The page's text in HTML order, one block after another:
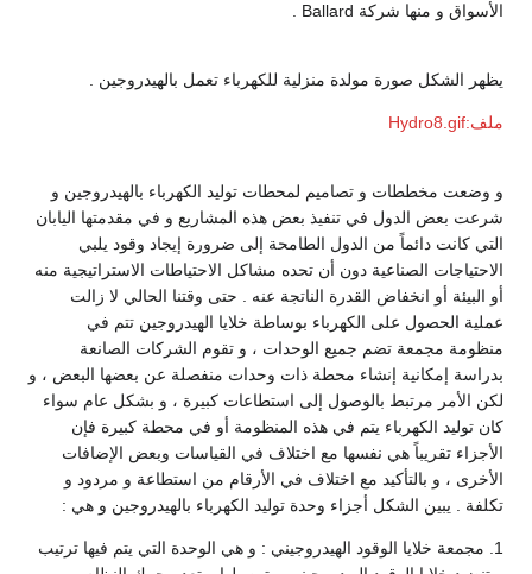
الأسواق و منها شركة Ballard .
يظهر الشكل صورة مولدة منزلية للكهرباء تعمل بالهيدروجين .
ملف:Hydro8.gif
و وضعت مخططات و تصاميم لمحطات توليد الكهرباء بالهيدروجين و
شرعت بعض الدول في تنفيذ بعض هذه المشاريع و في مقدمتها اليابان
التي كانت دائماً من الدول الطامحة إلى ضرورة إيجاد وقود يلبي
الاحتياجات الصناعية دون أن تحده مشاكل الاحتياطات الاستراتيجية منه
أو البيئة أو انخفاض القدرة الناتجة عنه . حتى وقتنا الحالي لا زالت
عملية الحصول على الكهرباء بوساطة خلايا الهيدروجين تتم في
منظومة مجمعة تضم جميع الوحدات ، و تقوم الشركات الصانعة
بدراسة إمكانية إنشاء محطة ذات وحدات منفصلة عن بعضها البعض ، و
لكن الأمر مرتبط بالوصول إلى استطاعات كبيرة ، و بشكل عام سواء
كان توليد الكهرباء يتم في هذه المنظومة أو في محطة كبيرة فإن
الأجزاء تقريباً هي نفسها مع اختلاف في القياسات وبعض الإضافات
الأخرى ، و بالتأكيد مع اختلاف في الأرقام من استطاعة و مردود و
تكلفة . يبين الشكل أجزاء وحدة توليد الكهرباء بالهيدروجين و هي :
1. مجمعة خلايا الوقود الهيدروجيني : و هي الوحدة التي يتم فيها ترتيب